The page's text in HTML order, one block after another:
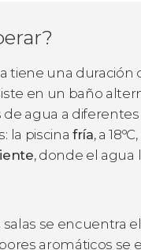
tiene una duración
en un baño
de agua a diferentes
la piscina fría, a
, donde el agua
se encuentra el
aromáticos se